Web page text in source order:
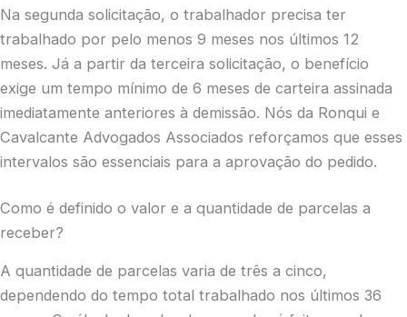
Na segunda solicitação, o trabalhador precisa ter
trabalhado por pelo menos 9 meses nos últimos 12
meses. Já a partir da terceira solicitação, o benefício
exige um tempo mínimo de 6 meses de carteira assinada
imediatamente anteriores à demissão. Nós da Ronqui e
Cavalcante Advogados Associados reforçamos que esses
intervalos são essenciais para a aprovação do pedido.
Como é definido o valor e a quantidade de parcelas a
receber?
A quantidade de parcelas varia de três a cinco,
dependendo do tempo total trabalhado nos últimos 36